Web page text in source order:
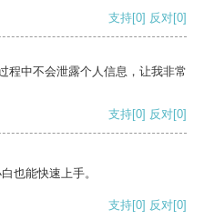
支持[0] 反对[0]
程中不会泄露个人信息，让我非常
支持[0] 反对[0]
也能快速上手。
支持[0] 反对[0]